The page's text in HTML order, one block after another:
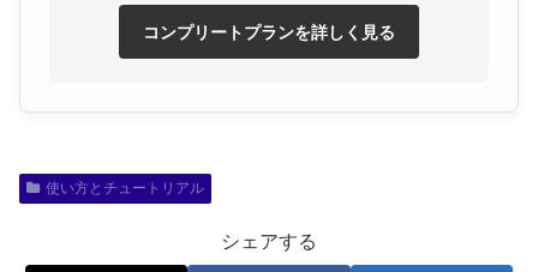
コンプリートプランを詳しく見る
使い方とチュートリアル
シェアする